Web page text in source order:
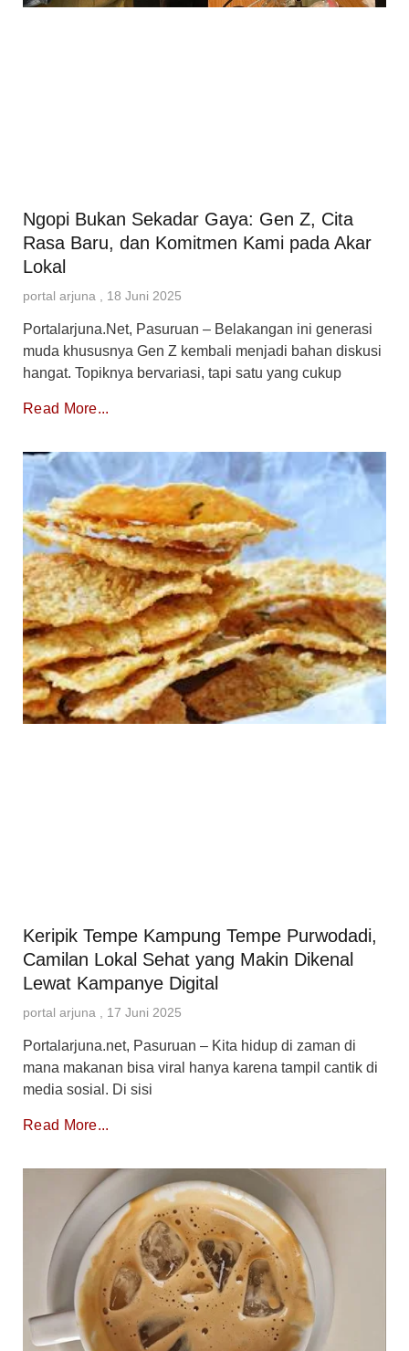
Ngopi Bukan Sekadar Gaya: Gen Z, Cita
Rasa Baru, dan Komitmen Kami pada Akar
Lokal
portal arjuna 18 Juni 2025
Portalarjuna.Net, Pasuruan – Belakangan ini generasi
muda khususnya Gen Z kembali menjadi bahan diskusi
hangat. Topiknya bervariasi, tapi satu yang cukup
Read More...
Keripik Tempe Kampung Tempe Purwodadi,
Camilan Lokal Sehat yang Makin Dikenal
Lewat Kampanye Digital
portal arjuna 17 Juni 2025
Portalarjuna.net, Pasuruan – Kita hidup di zaman di
mana makanan bisa viral hanya karena tampil cantik di
media sosial. Di sisi
Read More...